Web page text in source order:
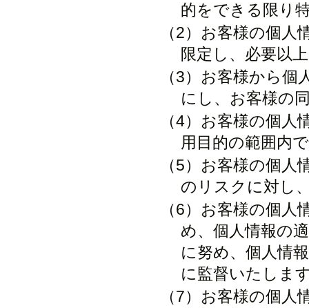
的をできる限り
（2）お客様の個
限定し、必要以
（3）お客様から
にし、お客様の
（4）お客様の個
用目的の範囲内
（5）お客様の個
のリスクに対し
（6）お客様の個
め、個人情報の
に努め、個人情
に監督いたしま
（7）お客様の個